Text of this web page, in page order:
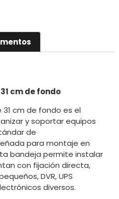
cm de fondo
31 cm de fondo es el
y soportar equipos
de
para montaje en
bandeja permite instalar
con fijación directa,
DVR, UPS
diversos.